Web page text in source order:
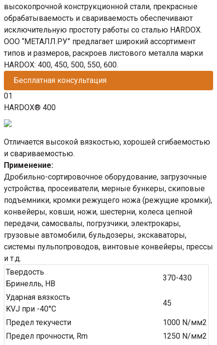
высокопрочной конструкционной стали, прекрасные
обрабатываемость и свариваемость обеспечивают
исключительную простоту работы со сталью HARDOX.
ООО “МЕТАЛЛ.РУ” предлагает широкий ассортимент
типов и размеров, раскроев листового металла марки
HARDOX: 400, 450, 500, 550, 600.
Бесплатная консультация
01
HARDOX® 400
Отличается высокой вязкостью, хорошей сгибаемостью
и свариваемостью.
Применение:
Дробильно-сортировочное оборудование, загрузочные
устройства, просеиватели, мерные бункеры, скиповые
подъемники, кромки режущего ножа (режущие кромки),
конвейеры, ковши, ножи, шестерни, колеса цепной
передачи, самосвалы, погрузчики, электрокары,
грузовые автомобили, бульдозеры, экскаваторы,
системы пульпопроводов, винтовые конвейеры, прессы
и т.д.
Твердость
Бринелль, HB
370-430
Ударная вязкость
KVJ при -40°C
45
Предел текучести
1000 N/мм2
Предел прочности, Rm
1250 N/мм2